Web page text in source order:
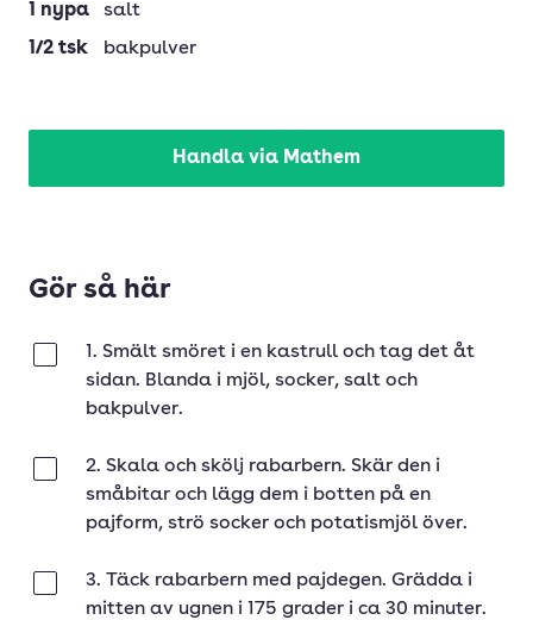
1 nypa
salt
1/2 tsk bakpulver
Handla via Mathem
Gör så här
1. Smält smöret i en kastrull och tag det åt
sidan. Blanda i mjöl, socker, salt och
bakpulver.
2. Skala och skölj rabarbern. Skär den i
småbitar och lägg dem i botten på en
pajform, strö socker och potatismjöl över.
3. Täck rabarbern med pajdegen. Grädda i
mitten av ugnen i 175 grader i ca 30 minuter.